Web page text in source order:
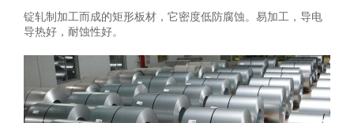
锭轧制加工而成的矩形板材，它密度低防腐蚀。易加工，导电
导热好，耐蚀性好。